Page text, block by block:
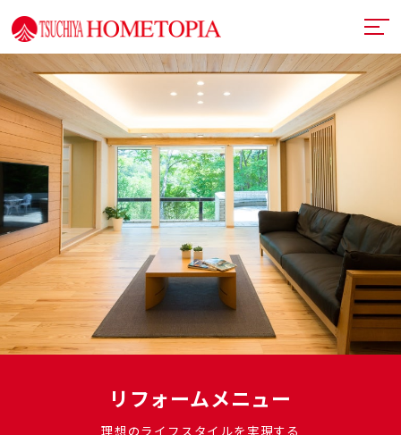
土屋ホームトピアとは
提案力
技術力
デザイン
満足度向上
リフォームメニュー
リフォームの流れ
戸建てリフォーム
マンションリフォーム
札幌フルリノベーション
超断熱・超換気
お近くのショールーム
イベント情報
リフォーム事例
ご相談・資料請求はこちら
リフォームメニュー
理想のライフスタイルを実現する